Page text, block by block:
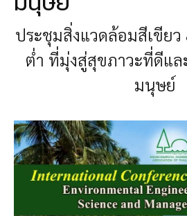
ประชุมสิ่งแวดล้อมสีเขีย
ต่ำ ที่มุ่งสู่สุขภาวะที่ดีแล
มนุษย์